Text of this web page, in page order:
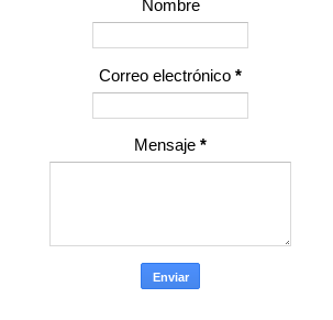
Nombre
Correo electrónico *
Mensaje *